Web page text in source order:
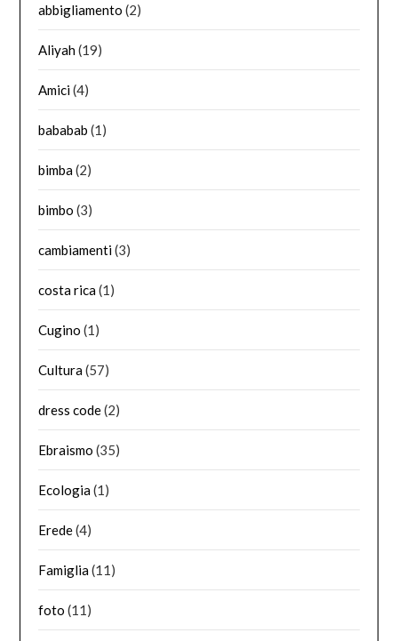
abbigliamento (2)
Aliyah(19)
Amici(4)
bababab (1)
bimba(2)
bimbo (3)
cambiamenti(3)
costa rica(1)
Cugino (1)
Cultura(57)
dress code(2)
Ebraismo (35)
Ecologia(1)
Erede(4)
Famiglia(11)
foto (11)